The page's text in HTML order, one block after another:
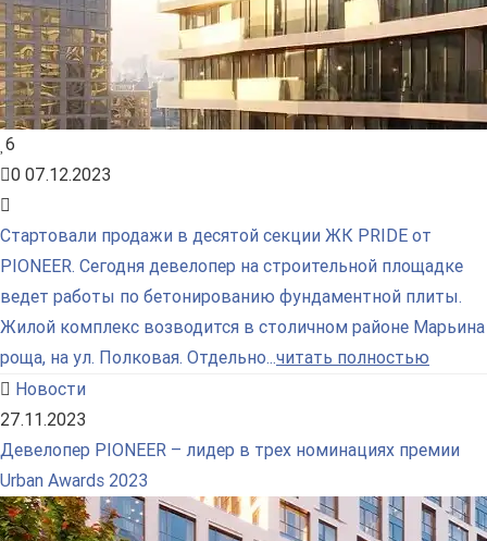
6
0 07.12.2023
Стартовали продажи в десятой секции ЖК PRIDE от
PIONEER. Сегодня девелопер на строительной площадке
ведет работы по бетонированию фундаментной плиты.
Жилой комплекс возводится в столичном районе Марьина
роща, на ул. Полковая. Отдельно...читать полностью
Новости
27.11.2023
Девелопер PIONEER – лидер в трех номинациях премии
Urban Awards 2023